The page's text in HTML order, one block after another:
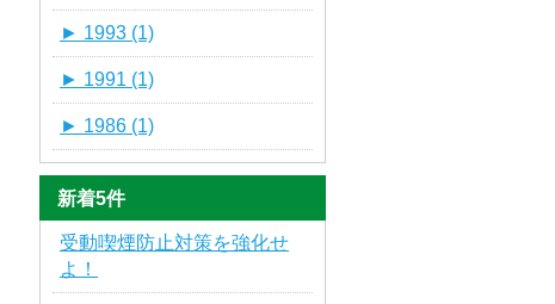
► 1993 (1)
► 1991 (1)
► 1986 (1)
新着5件
受動喫煙防止対策を強化せ
よ！